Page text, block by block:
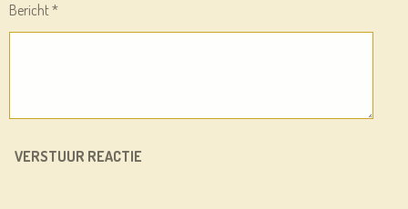
Bericht *
VERSTUUR REACTIE